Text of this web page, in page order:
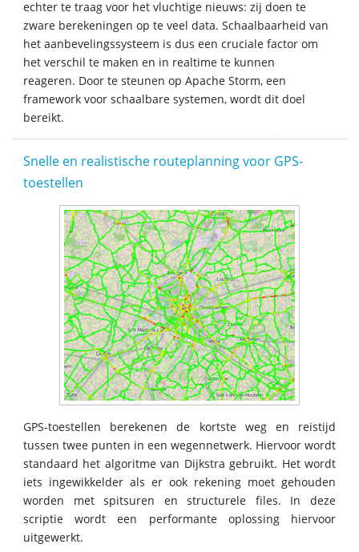
echter te traag voor het vluchtige nieuws: zij doen te
zware berekeningen op te veel data. Schaalbaarheid van
het aanbevelingssysteem is dus een cruciale factor om
het verschil te maken en in realtime te kunnen
reageren. Door te steunen op Apache Storm, een
framework voor schaalbare systemen, wordt dit doel
bereikt.
Snelle en realistische routeplanning voor GPS-
toestellen
GPS-toestellen berekenen de kortste weg en reistijd
tussen twee punten in een wegennetwerk. Hiervoor wordt
standaard het algoritme van Dijkstra gebruikt. Het wordt
iets ingewikkelder als er ook rekening moet gehouden
worden met spitsuren en structurele files. In deze
scriptie wordt een performante oplossing hiervoor
uitgewerkt.